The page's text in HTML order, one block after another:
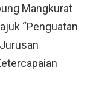
Mangkurat
“Penguatan